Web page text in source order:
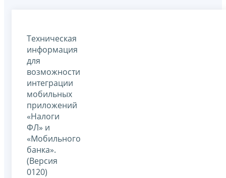
Техническая
информация
для
возможности
интеграции
мобильных
приложений
«Налоги
ФЛ» и
«Мобильного
банка».
(Версия
0120)